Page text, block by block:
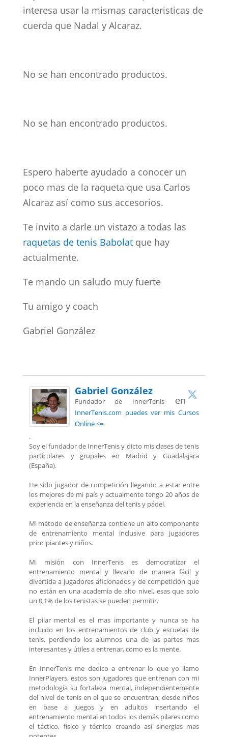
interesa usar la mismas caracteristicas de
cuerda que Nadal y Alcaraz.
No se han encontrado productos.
No se han encontrado productos.
Espero haberte ayudado a conocer un
poco mas de la raqueta que usa Carlos
Alcaraz así como sus accesorios.
Te invito a darle un vistazo a todas las
raquetas de tenis Babolatque hay
actualmente.
Te mando un saludo muy fuerte
Tu amigo y coach
Gabriel González
Gabriel González
Fundador de InnerTenisen
InnerTenis.com puedes ver mis Cursos
Online <=
.
Soy el fundador de InnerTenis y dicto mis clases de tenis
particulares y grupales en Madrid y Guadalajara
(España).
He sido jugador de competición llegando a estar entre
los mejores de mi país y actualmente tengo 20 años de
experiencia en la enseñanza del tenis y pádel.
Mi método de enseñanza contiene un alto componente
de entrenamiento mental inclusive para jugadores
principiantes y niños.
Mi misión con InnerTenis es democratizar el
entrenamiento mental y llevarlo de manera fácil y
divertida a jugadores aficionados y de competición que
no están en una academia de alto nivel, esas que solo
un 0,1% de los tenistas se pueden permitir.
El pilar mental es el mas importante y nunca se ha
incluido en los entrenamientos de club y escuelas de
tenis, perdiendo los alumnos una de las partes mas
interesantes y útiles a entrenar, como es la mente.
En InnerTenis me dedico a entrenar lo que yo llamo
InnerPlayers, estos son jugadores que entrenan con mi
metodología su fortaleza mental, independientemente
del nivel de tenis en el que se encuentran, desde niños
en base a juegos y en adultos insertando el
entrenamiento mental en todos los demás pilares como
el táctico, físico y técnico creando así sinergias mas